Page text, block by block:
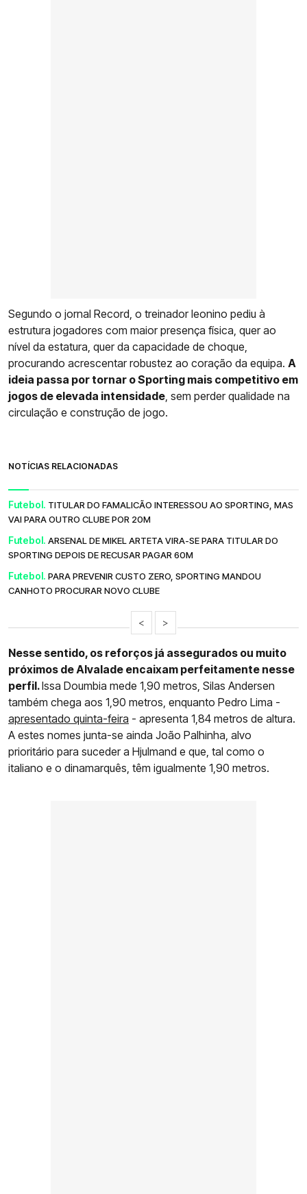
Segundo o jornal Record, o treinador leonino pediu à
estrutura jogadores com maior presença física, quer ao
nível da estatura, quer da capacidade de choque,
procurando acrescentar robustez ao coração da equipa. A
ideia passa por tornar o Sporting mais competitivo em
jogos de elevada intensidade, sem perder qualidade na
circulação e construção de jogo.
NOTÍCIAS RELACIONADAS
Futebol. TITULAR DO FAMALICÃO INTERESSOU AO SPORTING, MAS
VAI PARA OUTRO CLUBE POR 20M
Futebol. ARSENAL DE MIKEL ARTETA VIRA-SE PARA TITULAR DO
SPORTING DEPOIS DE RECUSAR PAGAR 60M
Futebol. PARA PREVENIR CUSTO ZERO, SPORTING MANDOU
CANHOTO PROCURAR NOVO CLUBE
< >
Nesse sentido, os reforços já assegurados ou muito
próximos de Alvalade encaixam perfeitamente nesse
perfil.Issa Doumbia mede 1,90 metros, Silas Andersen
também chega aos 1,90 metros, enquanto Pedro Lima -
apresentado quinta-feira - apresenta 1,84 metros de altura.
A estes nomes junta-se ainda João Palhinha, alvo
prioritário para suceder a Hjulmand e que, tal como o
italiano e o dinamarquês, têm igualmente 1,90 metros.